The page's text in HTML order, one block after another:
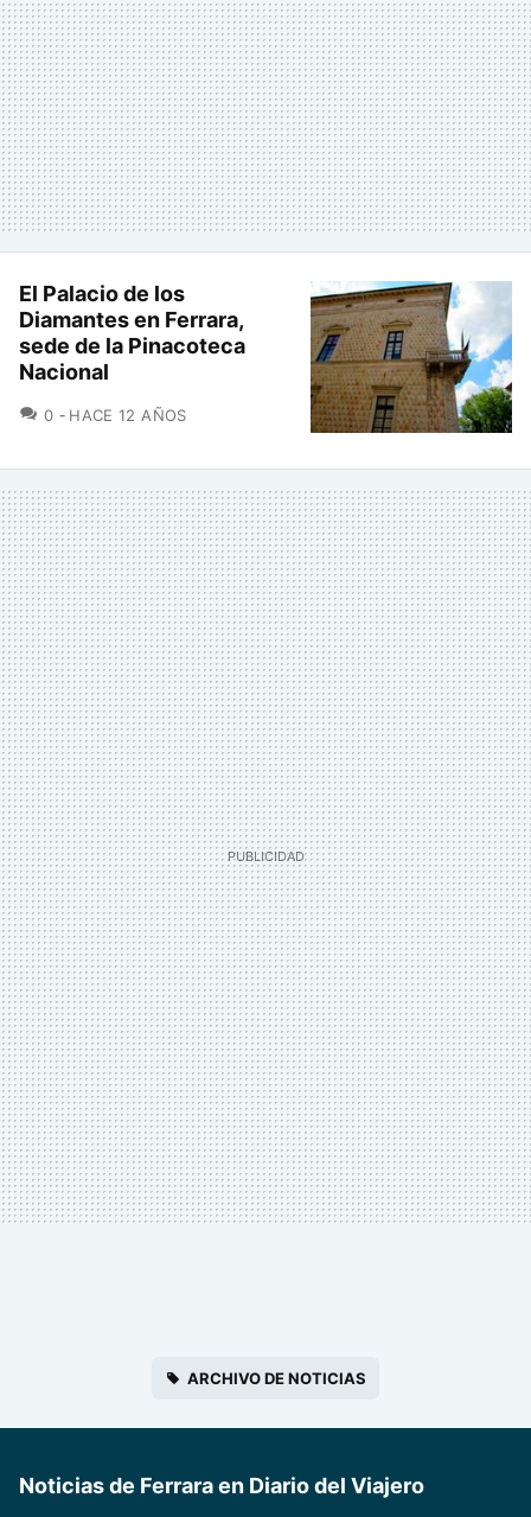
El Palacio de los
Diamantes en Ferrara,
sede de la Pinacoteca
Nacional
0 COMENTARIOS
HACE 12 AÑOS
ARCHIVO DE NOTICIAS
Noticias de Ferrara en Diario del Viajero